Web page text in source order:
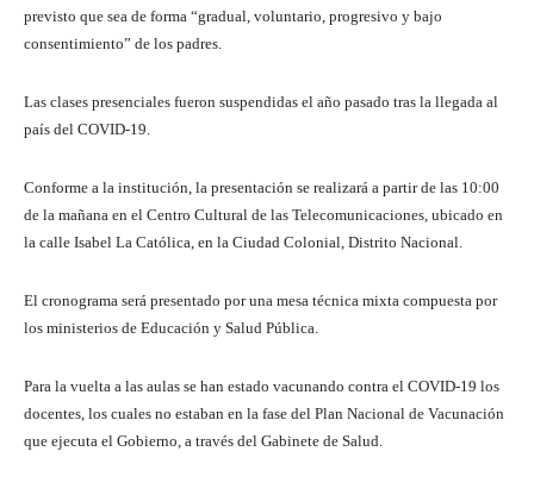
previsto que sea de forma “gradual, voluntario, progresivo y bajo
consentimiento” de los padres.
Las clases presenciales fueron suspendidas el año pasado tras la llegada al
país del COVID-19.
Conforme a la institución, la presentación se realizará a partir de las 10:00
de la mañana en el Centro Cultural de las Telecomunicaciones, ubicado en
la calle Isabel La Católica, en la Ciudad Colonial, Distrito Nacional.
El cronograma será presentado por una mesa técnica mixta compuesta por
los ministerios de Educación y Salud Pública.
Para la vuelta a las aulas se han estado vacunando contra el COVID-19 los
docentes, los cuales no estaban en la fase del Plan Nacional de Vacunación
que ejecuta el Gobierno, a través del Gabinete de Salud.